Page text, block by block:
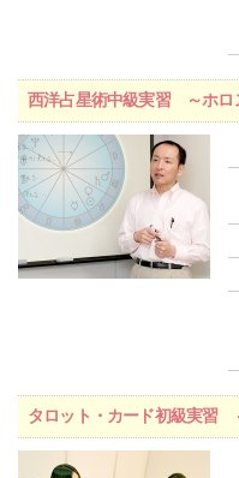
西洋占星術中級実習 ～ホロ
タロット・カード初級実習